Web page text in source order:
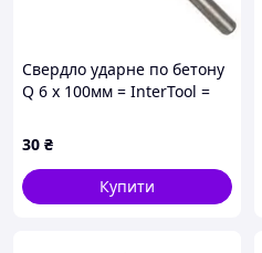
Свердло ударне по бетону
Q 6 х 100мм = InterTool =
30 ₴
Купити